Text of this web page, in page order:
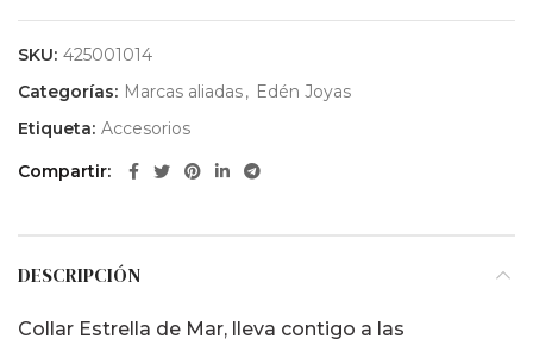
SKU: 425001014
Categorías: Marcas aliadas, Edén Joyas
Etiqueta: Accesorios
Compartir
DESCRIPCIÓN
Collar Estrella de Mar, lleva contigo a las